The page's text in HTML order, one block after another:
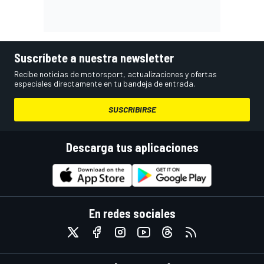
Suscríbete a nuestra newsletter
Recibe noticias de motorsport, actualizaciones y ofertas
especiales directamente en tu bandeja de entrada.
SUSCRIBIRSE
Descarga tus aplicaciones
En redes sociales